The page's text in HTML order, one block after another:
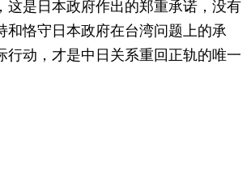
是日本政府作出的郑重承诺，没有
恪守日本政府在台湾问题上的承
动，才是中日关系重回正轨的唯一